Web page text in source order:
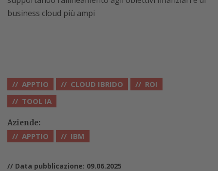
business cloud più ampi
APPTIO CLOUD IBRIDO
ROI
TOOL IA
Aziende:
APPTIO IBM
// Data pubblicazione: 09.06.2025